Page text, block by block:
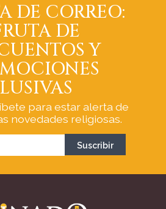
DE CORREO:
DE
Y
para estar alerta de
novedades religiosas.